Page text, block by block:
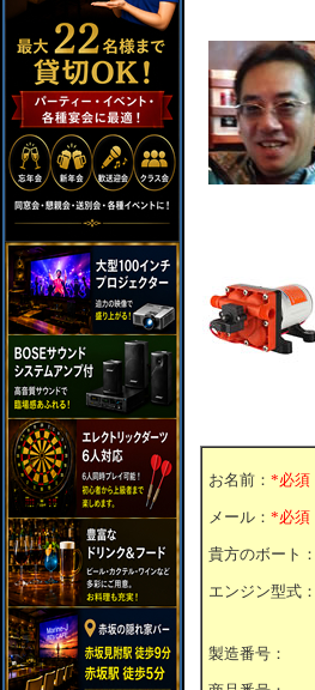
お名前： *必須
メール： *必須
貴方のボート：
エンジン型式：
製造番号：